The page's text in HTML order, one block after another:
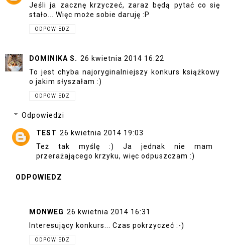
Jeśli ja zacznę krzyczeć, zaraz będą pytać co się
stało... Więc może sobie daruję :P
ODPOWIEDZ
DOMINIKA S. 26 kwietnia 2014 16:22
To jest chyba najoryginalniejszy konkurs książkowy
o jakim słyszałam :)
ODPOWIEDZ
Odpowiedzi
TEST 26 kwietnia 2014 19:03
Też tak myślę :) Ja jednak nie mam
przerażającego krzyku, więc odpuszczam :)
ODPOWIEDZ
MONWEG 26 kwietnia 2014 16:31
Interesujący konkurs... Czas pokrzyczeć :-)
ODPOWIEDZ